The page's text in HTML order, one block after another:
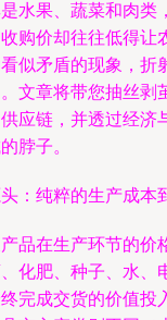
水果、蔬菜和肉类
购价却往往低得让
似矛盾的现象，折
文章将带您抽丝剥
应链，并透过经济
脖子。
：纯粹的生产成本
品在生产环节的价
化肥、种子、水、
完成交货的价值投